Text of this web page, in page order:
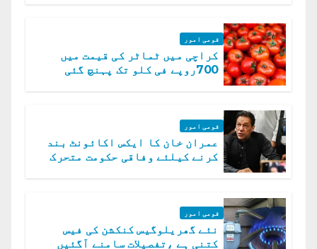
قومی امور
کراچی میں ٹماٹر کی قیمت میں
700روپے فی کلو تک پہنچ گئی
قومی امور
عمران خان کا ایکس اکائونٹ بند
کرنے کیلئے وفاقی حکومت متحرک
قومی امور
نئے گھریلوگیس کنکشن کی فیس
کتنی ہے ،تفصیلات سامنے آگئیں